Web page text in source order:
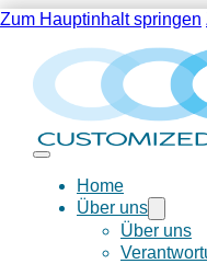
Zum Hauptinhalt springen
Home
Über uns
Über uns